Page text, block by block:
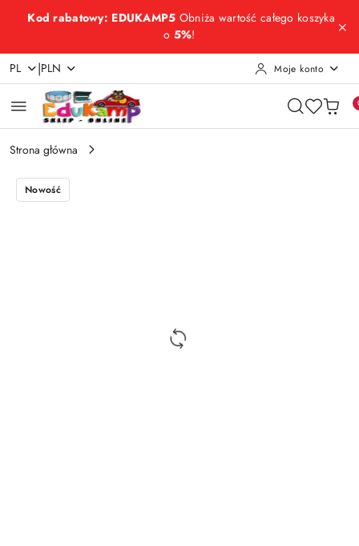
Przejdź do treści głównej
Przejdź do wyszukiwarki
Przejdź do moje konto
Przejdź do menu głównego
Przejdź do opisu produktu
Przejdź do stopki
Kod rabatowy: EDUKAMP5 Obniża wartość całego koszyka
o 5%!
PL |PLN Moje konto
Strona główna
Nowość